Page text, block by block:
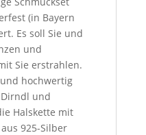
(in Bayern
Es soll Sie und
und
Sie erstrahlen.
hochwertig
und
Halskette mit
925-Silber